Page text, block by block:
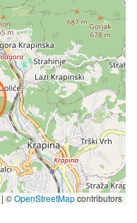
| ©OpenStreetMapcontributors